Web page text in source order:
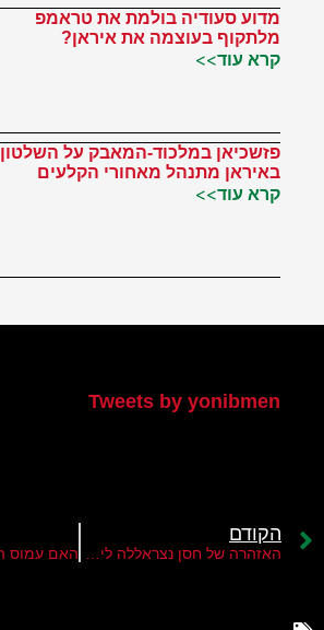
מדוע סעודיה בולמת את טראמפ
מלתקוף בעוצמה את איראן?
קרא עוד>>
פזשכיאן במלכוד-המאבק על השלטון
באיראן מתנהל מאחורי הקלעים
קרא עוד>>
Tweets by yonibmen
הקודם
האזהרה של חסן נצראללה לישראל